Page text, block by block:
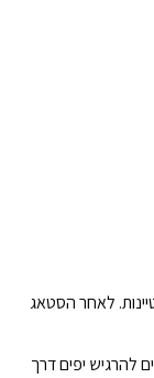
1996 בטכניון, בהצטיינות. לאחר הסטאג
להרגיש יפים דרך